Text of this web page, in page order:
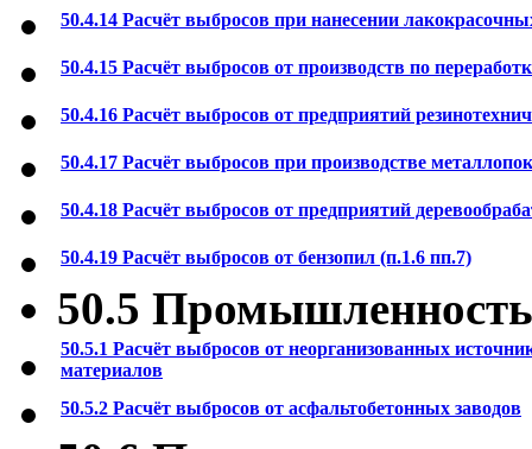
50.4.14 Расчёт выбросов при нанесении
50.4.15 Расчёт выбросов от производств по
50.4.16 Расчёт выбросов от предприятий
50.4.17 Расчёт выбросов при производстве
50.4.18 Расчёт выбросов от предприятий
50.4.19 Расчёт выбросов от бензопил (п.1.6 пп.7)
50.5
50.5.1 Расчёт выбросов от неорганизованных
материалов
50.5.2 Расчёт выбросов от асфальтобетонных заводов